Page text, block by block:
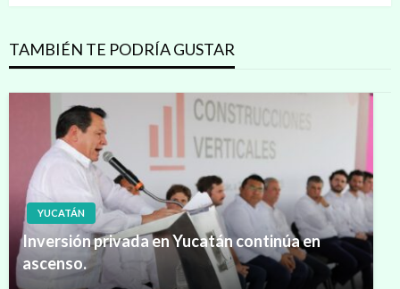
TAMBIÉN TE PODRÍA GUSTAR
YUCATÁN
Inversión privada en Yucatán continúa en
ascenso.